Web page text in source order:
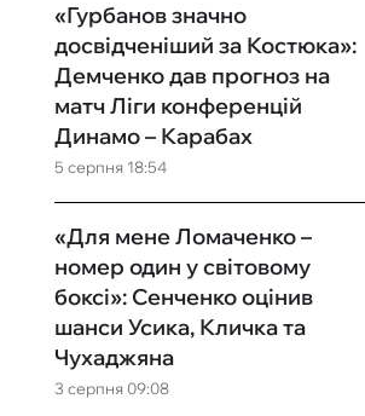
5 серпня 18:54
«Гурбанов значно
досвідченіший за Костюка»:
Демченко дав прогноз на
матч Ліги конференцій
Динамо – Карабах
3 серпня 09:08
«Для мене Ломаченко –
номер один у світовому
боксі»: Сенченко оцінив
шанси Усика, Кличка та
Чухаджяна